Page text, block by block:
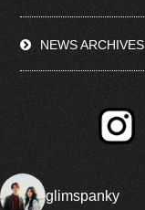
NEWS ARCHIVES
glimspanky